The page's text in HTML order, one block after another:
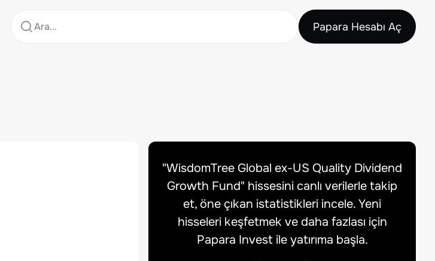
Papara Hesabı Aç
"WisdomTree Global ex-US Quality Dividend
Growth Fund" hissesini canlı verilerle takip
et, öne çıkan istatistikleri incele. Yeni
hisseleri keşfetmek ve daha fazlası için
Papara Invest ile yatırıma başla.